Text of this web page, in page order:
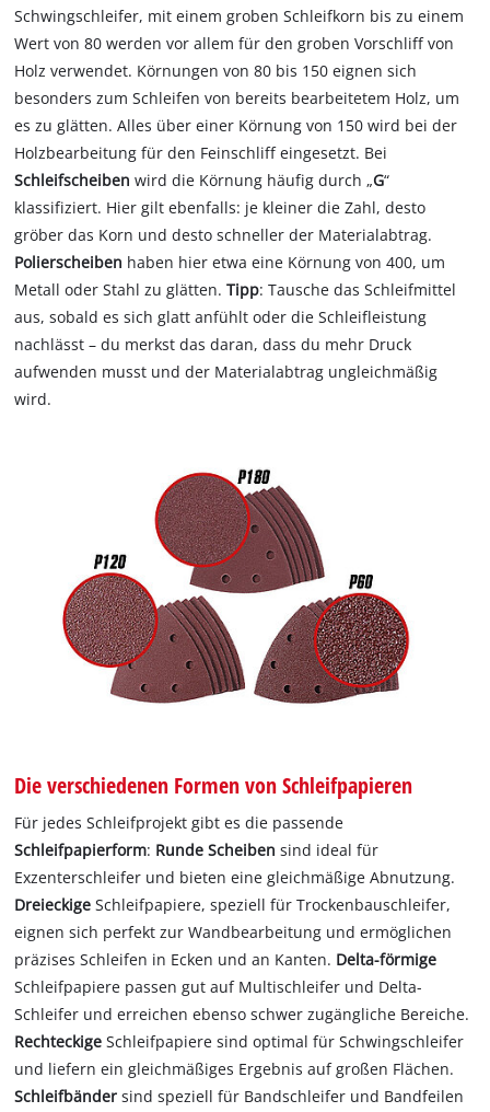
Schwingschleifer, mit einem groben Schleifkorn bis zu einem
Wert von 80 werden vor allem für den groben Vorschliff von
Holz verwendet. Körnungen von 80 bis 150 eignen sich
besonders zum Schleifen von bereits bearbeitetem Holz, um
es zu glätten. Alles über einer Körnung von 150 wird bei der
Holzbearbeitung für den Feinschliff eingesetzt. Bei
Schleifscheibenwird die Körnung häufig durch „G“
klassifiziert. Hier gilt ebenfalls: je kleiner die Zahl, desto
gröber das Korn und desto schneller der Materialabtrag.
Polierscheiben haben hier etwa eine Körnung von 400, um
Metall oder Stahl zu glätten.Tipp: Tausche das Schleifmittel
aus, sobald es sich glatt anfühlt oder die Schleifleistung
nachlässt – du merkst das daran, dass du mehr Druck
aufwenden musst und der Materialabtrag ungleichmäßig
wird.
Die verschiedenen Formen von Schleifpapieren
Für jedes Schleifprojekt gibt es die passende
Schleifpapierform: Runde Scheiben sind ideal für
Exzenterschleifer und bieten eine gleichmäßige Abnutzung.
DreieckigeSchleifpapiere, speziell für Trockenbauschleifer,
eignen sich perfekt zur Wandbearbeitung und ermöglichen
präzises Schleifen in Ecken und an Kanten. Delta-förmige
Schleifpapiere passen gut auf Multischleifer und Delta-
Schleifer und erreichen ebenso schwer zugängliche Bereiche.
Rechteckige Schleifpapiere sind optimal für Schwingschleifer
und liefern ein gleichmäßiges Ergebnis auf großen Flächen.
Schleifbändersind speziell für Bandschleifer und Bandfeilen